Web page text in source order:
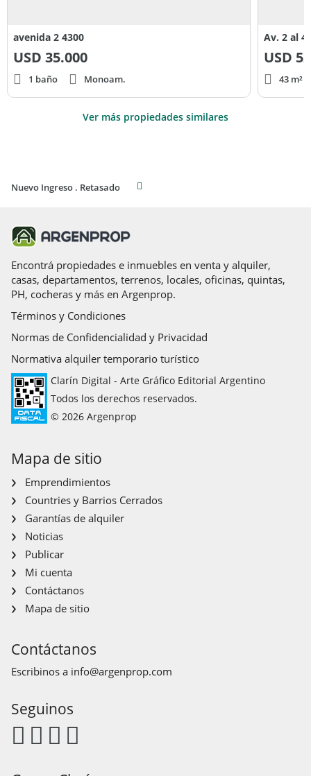
avenida 2 4300
USD 35.000
1 baño Monoam.
Av. 2 al
USD
43 m²
Ver más propiedades similares
Nuevo Ingreso . Retasado
Encontrá propiedades e inmuebles en venta y alquiler,
casas, departamentos, terrenos, locales, oficinas, quintas,
PH, cocheras y más en Argenprop.
Términos y Condiciones
Normas de Confidencialidad y Privacidad
Normativa alquiler temporario turístico
Clarín Digital - Arte Gráfico Editorial Argentino
Todos los derechos reservados.
© 2026 Argenprop
Mapa de sitio
Emprendimientos
Countries y Barrios Cerrados
Garantías de alquiler
Noticias
Publicar
Mi cuenta
Contáctanos
Mapa de sitio
Contáctanos
Escribinos a info@argenprop.com
Seguinos